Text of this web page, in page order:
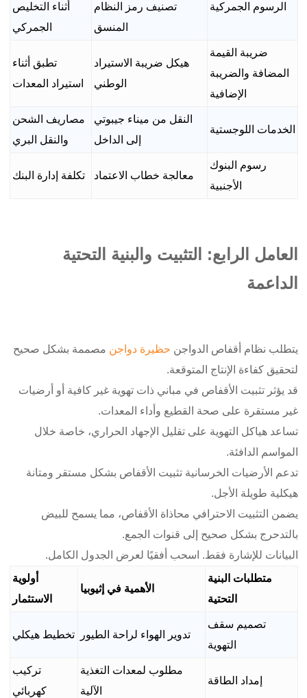
الرسوم الجمركية
تصنيف رمز النظام
المنسق
أثناء التخليص
الجمركي
ضريبة القيمة
المضافة والضريبة
الإضافية
هيكل ضريبة الاستيراد
الوطني
تطبق أثناء
استيراد المعدات
الخدمات اللوجستية
النقل من ميناء جيبوتي
إلى الداخل
مصاريف الشحن
والنقل البري
رسوم البنوك
الأجنبية
معالجة خطاب الاعتماد تكلفة إدارة البنك
العامل الرابع: التثبيت والبنية التحتية
الداعمة
يتطلب نظام أقفاص الدواجن حظيرة دواجن مصممة بشكل صحيح
لتحقيق كفاءة الإنتاج المتوقعة.
قد يؤثر تثبيت الأقفاص في مباني ذات تهوية غير كافية أو أرضيات
غير مستقرة على صحة القطيع وأداء المعدات.
تساعد هياكل التهوية على تقليل الإجهاد الحراري، خاصة خلال
المواسم الدافئة.
تدعم الأرضيات الخرسانية تثبيت الأقفاص بشكل مستقر ومتانة
هيكلية طويلة الأجل.
يضمن التثبيت الاحترافي محاذاة الأقفاص، مما يسمح للبيض
بالتدحرج بشكل صحيح إلى قنوات الجمع.
البيانات للإشارة فقط. اسحب أفقيًا لعرض الجدول الكامل.
متطلبات البنية
التحتية
الأهمية في إثيوبيا
أولوية
الاستثمار
تصميم سقف
التهوية
تدوير الهواء لراحة الطيور تخطيط هيكلي
إمداد الطاقة
مطلوب لمعدات التغذية
الآلية
تركيب
كهربائي